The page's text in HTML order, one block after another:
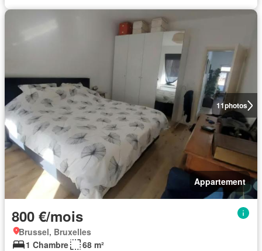
11photos
Appartement
800 €/mois
Brussel, Bruxelles
1 Chambre
68 m²